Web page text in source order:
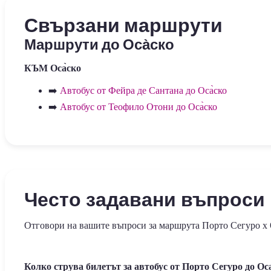
Свързани маршрути
Маршрути до Оса̀ско
КЪМ Оса̀ско
➡️ Автобус от Фейра де Сантана до Оса̀ско
➡️ Автобус от Теофило Отони до Оса̀ско
Често задавани въпроси
Отговори на вашите въпроси за маршрута Порто Сегуро x
Колко струва билетът за автобус от Порто Сегуро до